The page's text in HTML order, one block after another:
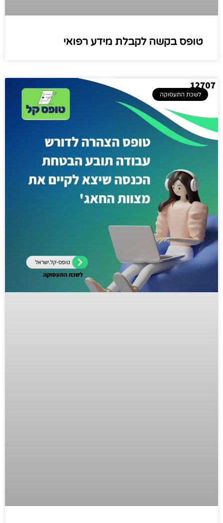
טופס בקשה לקבלת מידע רפואי
לשכת התעסוקה